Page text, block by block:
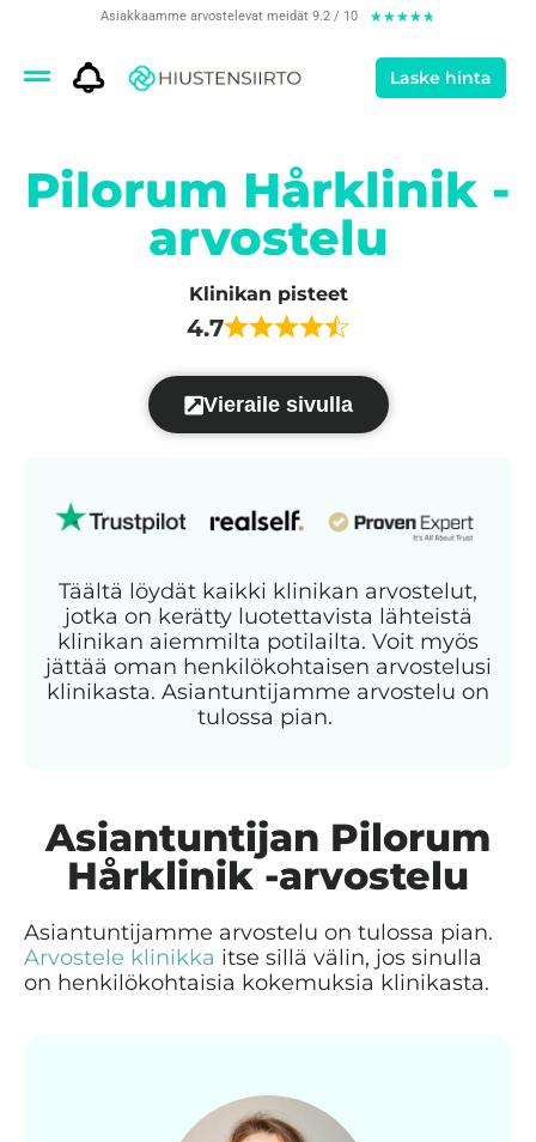
Asiakkaamme arvostelevat meidät 9.2 / 10 ★★★★★
Laske hinta
Pilorum Hårklinik -
arvostelu
Klinikan pisteet
4.7
Vieraile sivulla
Täältä löydät kaikki klinikan arvostelut,
jotka on kerätty luotettavista lähteistä
klinikan aiemmilta potilailta. Voit myös
jättää oman henkilökohtaisen arvostelusi
klinikasta. Asiantuntijamme arvostelu on
tulossa pian.
Asiantuntijan Pilorum
Hårklinik -arvostelu
Asiantuntijamme arvostelu on tulossa pian.
Arvostele klinikka itse sillä välin, jos sinulla
on henkilökohtaisia kokemuksia klinikasta.